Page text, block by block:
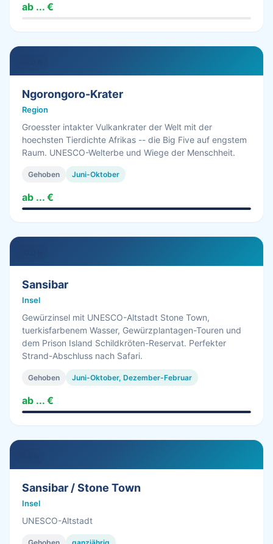
ab ... €
Ngorongoro-Krater
Region
Groesster intakter Vulkankrater der Welt mit der
hoechsten Tierdichte Afrikas -- die Big Five auf engstem
Raum. UNESCO-Welterbe und Wiege der Menschheit.
Gehoben Juni-Oktober
ab ... €
Sansibar
Insel
Gewürzinsel mit UNESCO-Altstadt Stone Town,
tuerkisfarbenem Wasser, Gewürzplantagen-Touren und
dem Prison Island Schildkröten-Reservat. Perfekter
Strand-Abschluss nach Safari.
Gehoben Juni-Oktober, Dezember-Februar
ab ... €
Sansibar / Stone Town
Insel
UNESCO-Altstadt